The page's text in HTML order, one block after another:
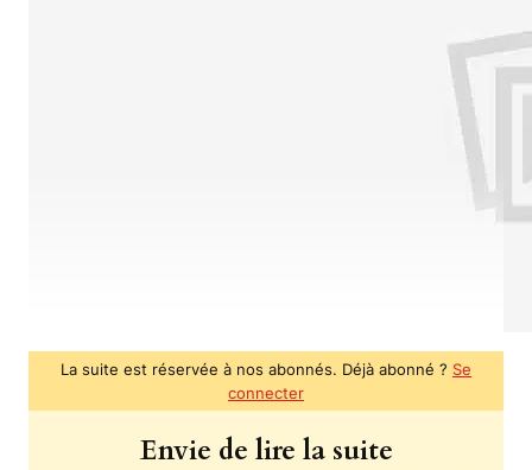
La suite est réservée à nos abonnés. Déjà abonné ? Se
connecter
Envie de lire la suite